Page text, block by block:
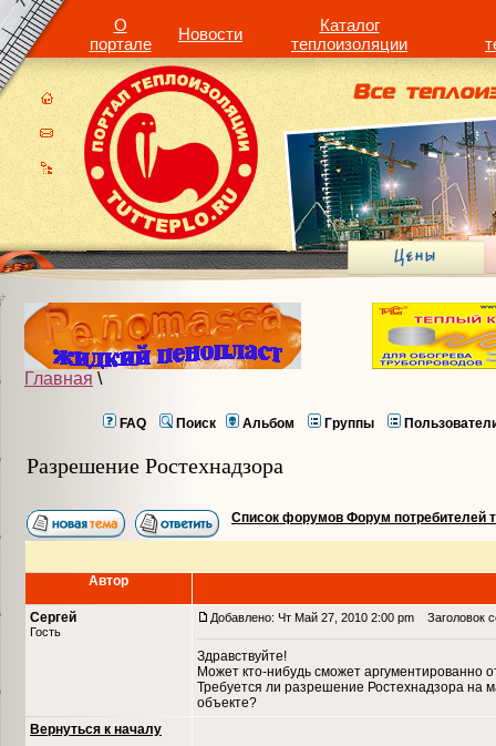
О
портале
Новости
Каталог
теплоизоляции
Главная \
FAQ Поиск Альбом Группы
Разрешение Ростехнадзора
Список форумов Форум потребителей
Автор
Сергей
Гость
Добавлено: Чт Май 27, 2010 2:00 pm Заголовок
Здравствуйте!
Может кто-нибудь сможет аргументированно
Требуется ли разрешение Ростехнадзора на
объекте?
Вернуться к началу